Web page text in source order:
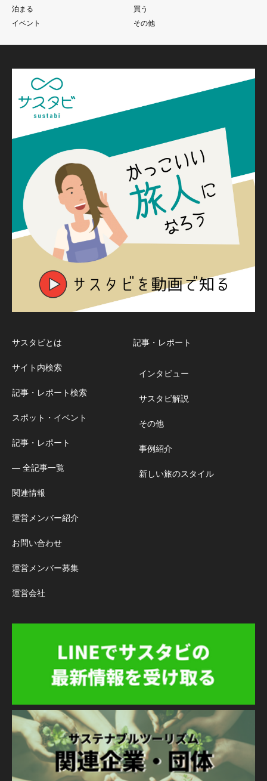
泊まる
買う
イベント
その他
サスタビとは
サイト内検索
記事・レポート検索
スポット・イベント
記事・レポート
― 全記事一覧
関連情報
運営メンバー紹介
お問い合わせ
運営メンバー募集
運営会社
記事・レポート
インタビュー
サスタビ解説
その他
事例紹介
新しい旅のスタイル